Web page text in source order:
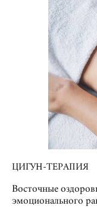
ЦИГУН-ТЕРАПИЯ
Восточные
эмоционального